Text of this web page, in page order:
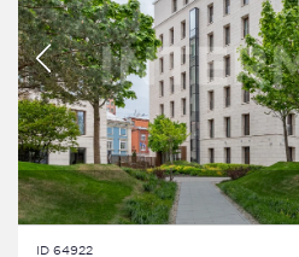
ID 64922